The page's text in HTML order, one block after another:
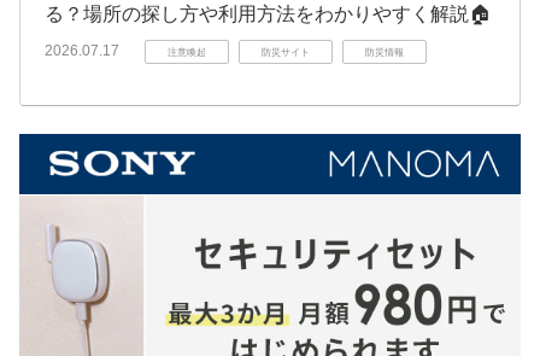
る？場所の探し方や利用方法をわかりやすく解説🏠
2026.07.17 注意喚起 防災サイト 防災情報